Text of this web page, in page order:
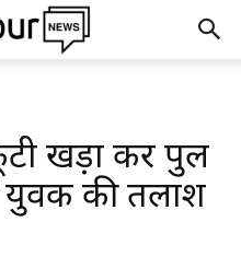
खड़ा कर पुल
युवक की तलाश